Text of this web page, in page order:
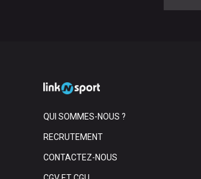
QUI SOMMES-NOUS ?
RECRUTEMENT
CONTACTEZ-NOUS